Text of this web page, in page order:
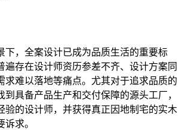
下，全案设计已成为品质生活的重要标
遍存在设计师资历参差不齐、设计方案同
求难以落地等痛点。尤其对于追求品质的
到具备产品生产和交付保障的源头工厂，
验的设计师，并获得真正因地制宅的实木
求。